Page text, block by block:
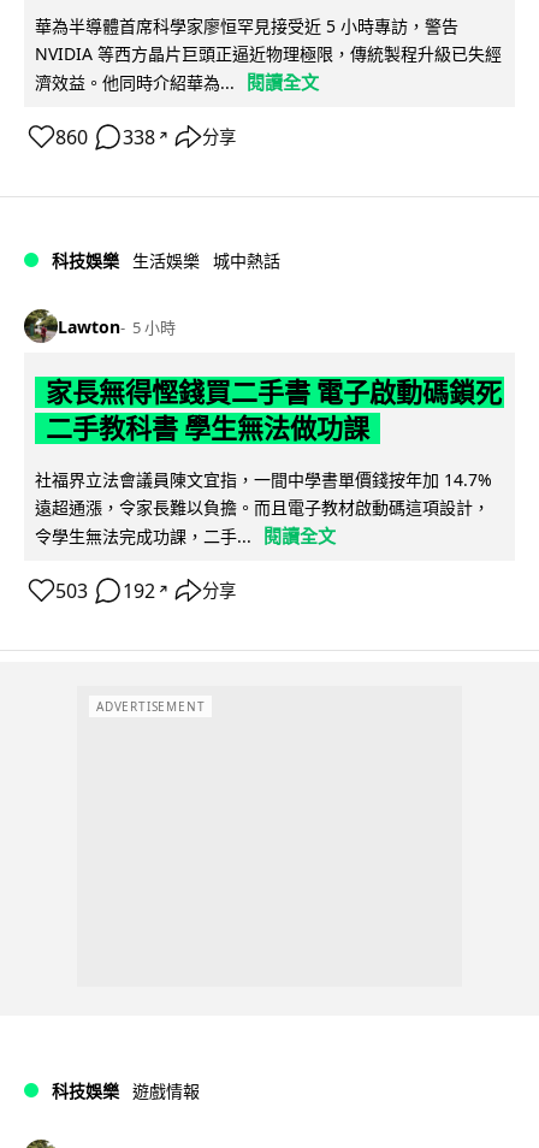
華為半導體首席科學家廖恒罕見接受近 5 小時專訪，警告
NVIDIA 等西方晶片巨頭正逼近物理極限，傳統製程升級已失經
濟效益。他同時介紹華為...
閱讀全文
860 338 ↗ 分享
科技娛樂 生活娛樂 城中熱話
Lawton 5 小時
家長無得慳錢買二手書 電子啟動碼鎖死
二手教科書 學生無法做功課
社福界立法會議員陳文宜指，一間中學書單價錢按年加 14.7%
遠超通漲，令家長難以負擔。而且電子教材啟動碼這項設計，
令學生無法完成功課，二手...
閱讀全文
503 192 ↗ 分享
ADVERTISEMENT
科技娛樂 遊戲情報